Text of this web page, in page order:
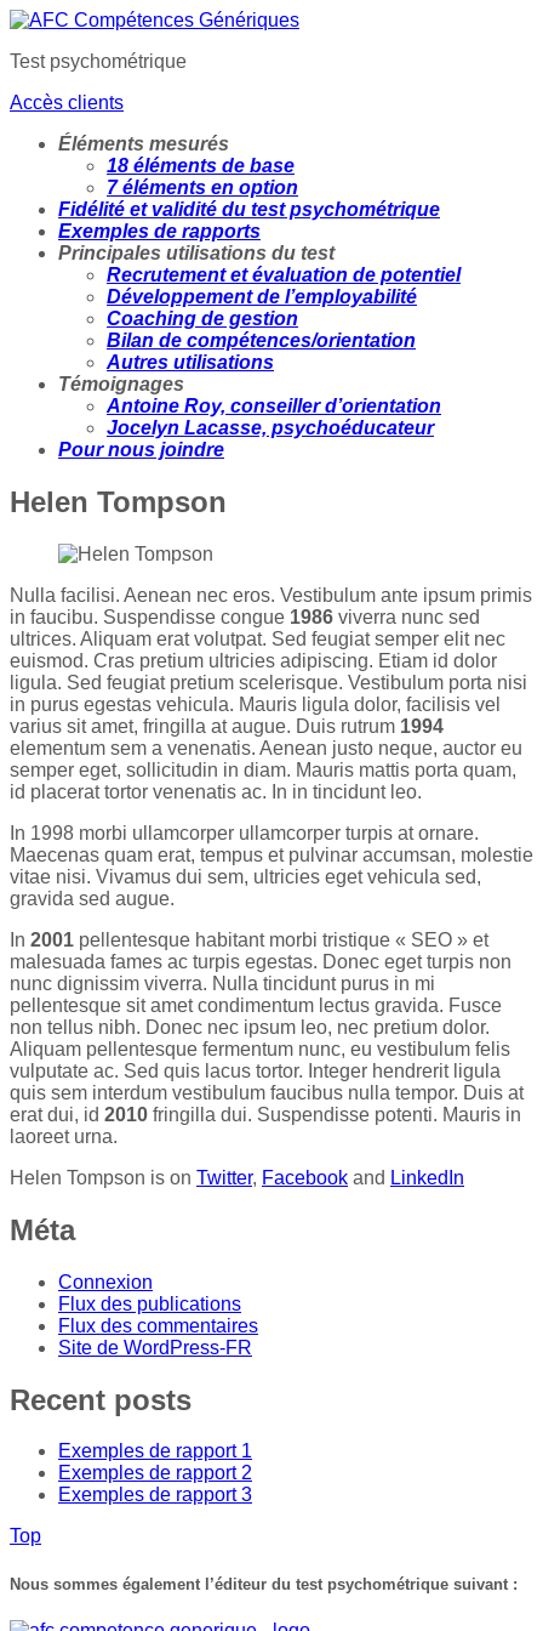
Test psychométrique
Accès clients
Éléments mesurés
18 éléments de base
7 éléments en option
Fidélité et validité du test psychométrique
Exemples de rapports
Principales utilisations du test
Recrutement et évaluation de potentiel
Développement de l’employabilité
Coaching de gestion
Bilan de compétences/orientation
Autres utilisations
Témoignages
Antoine Roy, conseiller d’orientation
Jocelyn Lacasse, psychoéducateur
Pour nous joindre
Helen Tompson
Nulla facilisi. Aenean nec eros. Vestibulum ante ipsum primis
in faucibu. Suspendisse congue 1986 viverra nunc sed
ultrices. Aliquam erat volutpat. Sed feugiat semper elit nec
euismod. Cras pretium ultricies adipiscing. Etiam id dolor
ligula. Sed feugiat pretium scelerisque. Vestibulum porta nisi
in purus egestas vehicula. Mauris ligula dolor, facilisis vel
varius sit amet, fringilla at augue. Duis rutrum 1994
elementum sem a venenatis. Aenean justo neque, auctor eu
semper eget, sollicitudin in diam. Mauris mattis porta quam,
id placerat tortor venenatis ac. In in tincidunt leo.
In 1998 morbi ullamcorper ullamcorper turpis at ornare.
Maecenas quam erat, tempus et pulvinar accumsan, molestie
vitae nisi. Vivamus dui sem, ultricies eget vehicula sed,
gravida sed augue.
In 2001 pellentesque habitant morbi tristique « SEO » et
malesuada fames ac turpis egestas. Donec eget turpis non
nunc dignissim viverra. Nulla tincidunt purus in mi
pellentesque sit amet condimentum lectus gravida. Fusce
non tellus nibh. Donec nec ipsum leo, nec pretium dolor.
Aliquam pellentesque fermentum nunc, eu vestibulum felis
vulputate ac. Sed quis lacus tortor. Integer hendrerit ligula
quis sem interdum vestibulum faucibus nulla tempor. Duis at
erat dui, id 2010 fringilla dui. Suspendisse potenti. Mauris in
laoreet urna.
Helen Tompson is on Twitter, Facebook and LinkedIn
Méta
Connexion
Flux des publications
Flux des commentaires
Site de WordPress-FR
Recent posts
Exemples de rapport 1
Exemples de rapport 2
Exemples de rapport 3
Top
Nous sommes également l’éditeur du test psychométrique suivant :